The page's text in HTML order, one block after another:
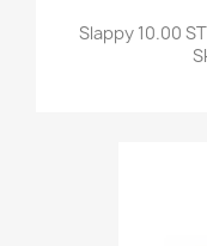
Slappy 10.00